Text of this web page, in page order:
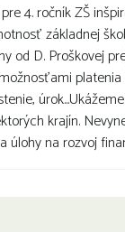
4. ročník ZŠ
základnej
od D. Proškovej
krajín.
úlohy na rozvoj